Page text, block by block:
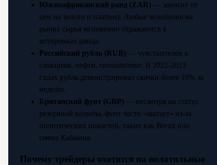
Южноафриканский ранд (ZAR)— зависит от
цен на золото и платину. Любые колебания на
рынке сырья мгновенно отражаются в
котировках ранда.
Российский рубль (RUB)— чувствителен к
санкциям, нефти, геополитике. В 2022-2023
годах рубль демонстрировал скачки более 10% за
неделю.
Британский фунт (GBP)— несмотря на статус
резервной валюты, фунт часто «шатает» из-за
политических новостей, таких как Brexit или
смена Кабмина.
Почему трейдеры охотятся на волатильные